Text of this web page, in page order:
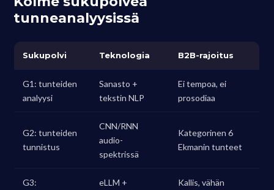
tunneanalyysissä
Sukupolvi Teknologia B2B-rajoitus
G1: tunteiden
analyysi
Sanasto +
tekstin NLP
Ei tempoa, ei
prosodiaa
G2: tunteiden
tunnistus
CNN/RNN
audio-
spektrissä
Kategorinen 6
Ekmanin tunteet
G3:
eLLM +
Kallis, vähän